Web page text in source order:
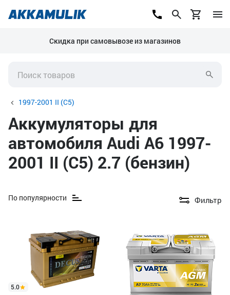
Скидка при самовывозе из магазинов
1997-2001 II (C5)
Аккумуляторы для
автомобиля Audi A6 1997-
2001 II (C5) 2.7 (бензин)
По популярности Фильтр
5.0